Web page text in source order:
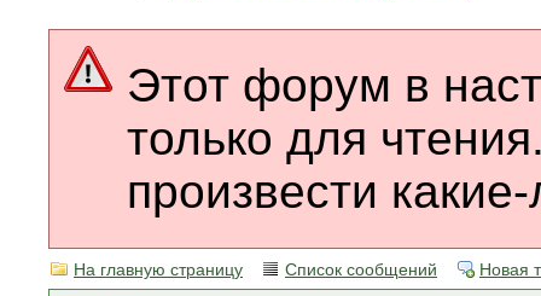
Этот форум в
только для
произвести
На главную страницу Список сообщений Новая